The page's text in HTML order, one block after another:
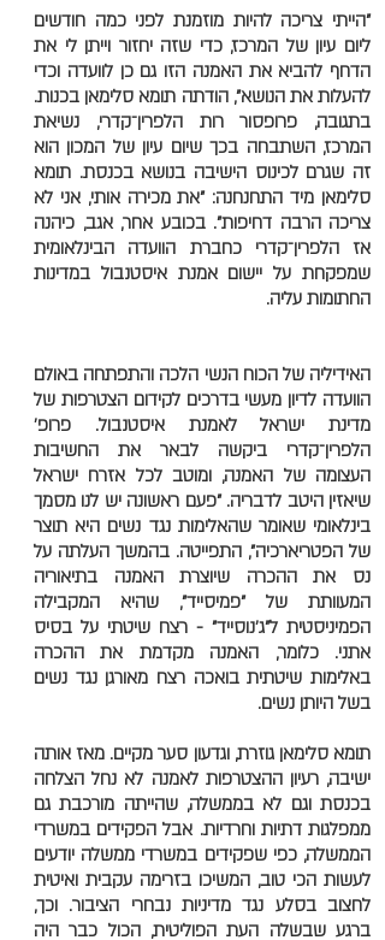
"הייתי צריכה להיות מוזמנת לפני כמה חודשים
ליום עיון של המרכז, כדי שזה יחזור וייתן לי את
הדחף להביא את האמנה הזו גם כן לוועדה וכדי
להעלות את הנושא", הודתה תומא סלימאן בכנות.
בתגובה, פרופסור רות הלפרין־קדרי, נשיאת
המרכז, השתבחה בכך שיום עיון של המכון הוא
זה שגרם לכינוס הישיבה בנושא בכנסת. תומא
סלימאן מיד התחנחנה: "את מכירה אותי, אני לא
צריכה הרבה דחיפות". בכובע אחר, אגב, כיהנה
אז הלפרין־קדרי כחברת הוועדה הבינלאומית
שמפקחת על יישום אמנת איסטנבול במדינות
החתומות עליה.
האידיליה של הכוח הנשי הלכה והתפתחה באולם
הוועדה לדיון מעשי בדרכים לקידום הצטרפות של
מדינת ישראל לאמנת איסטנבול. פרופ'
הלפרין־קדרי ביקשה לבאר את החשיבות
העצומה של האמנה, ומוטב לכל אזרח ישראל
שיאזין היטב לדבריה. "פעם ראשונה יש לנו מסמך
בינלאומי שאומר שהאלימות נגד נשים היא תוצר
של הפטריארכיה", התפייטה. בהמשך העלתה על
נס את ההכרה שיוצרת האמנה בתיאוריה
המעוותת של "פמיסייד", שהיא המקבילה
הפמיניסטית ל"ג'נוסייד" - רצח שיטתי על בסיס
אתני. כלומר, האמנה מקדמת את ההכרה
באלימות שיטתית בואכה רצח מאורגן נגד נשים
בשל היותן נשים.
תומא סלימאן גוזרת, וגדעון סער מקיים. מאז אותה
ישיבה, רעיון ההצטרפות לאמנה לא נחל הצלחה
בכנסת וגם לא בממשלה, שהייתה מורכבת גם
ממפלגות דתיות וחרדיות. אבל הפקידים במשרדי
הממשלה, כפי שפקידים במשרדי ממשלה יודעים
לעשות הכי טוב, המשיכו בזרימה עקבית ואיטית
לחצוב בסלע נגד מדיניות נבחרי הציבור. וכך,
ברגע שבשלה העת הפוליטית, הכול כבר היה